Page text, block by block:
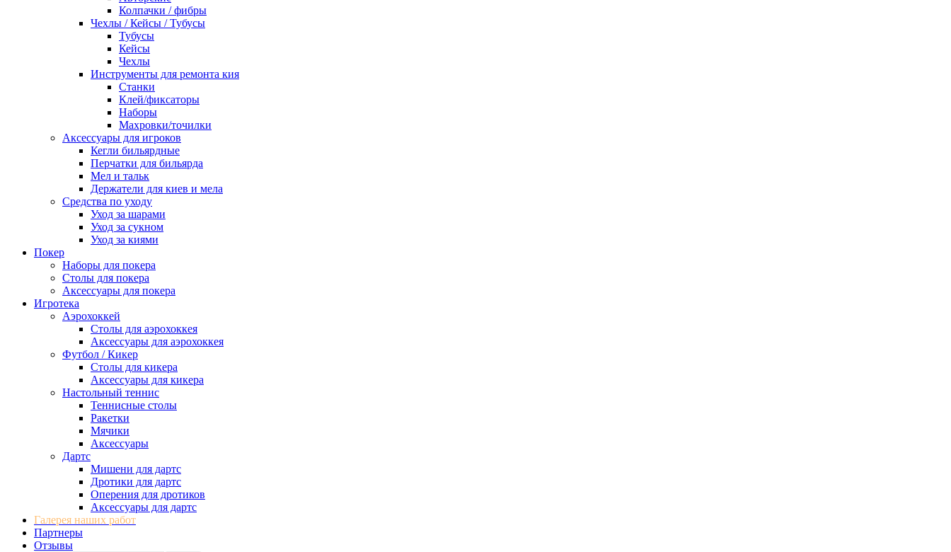
Колпачки / фибры
Чехлы / Кейсы / Тубусы
Тубусы
Кейсы
Чехлы
Инструменты для ремонта кия
Станки
Клей/фиксаторы
Наборы
Махровки/точилки
Аксессуары для игроков
Кегли бильярдные
Перчатки для бильярда
Мел и тальк
Держатели для киев и мела
Средства по уходу
Уход за шарами
Уход за сукном
Уход за киями
Покер
Наборы для покера
Столы для покера
Аксессуары для покера
Игротека
Аэрохоккей
Столы для аэрохоккея
Аксессуары для аэрохоккея
Футбол / Кикер
Столы для кикера
Аксессуары для кикера
Настольный теннис
Теннисные столы
Ракетки
Мячики
Аксессуары
Дартс
Мишени для дартс
Дротики для дартс
Оперения для дротиков
Аксессуары для дартс
Галерея наших работ
Партнеры
Отзывы